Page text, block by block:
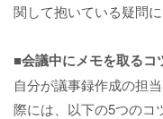
関して抱いている疑問
■会議中にメモを取るコ
自分が議事録作成の担
際には、以下の5つのコ